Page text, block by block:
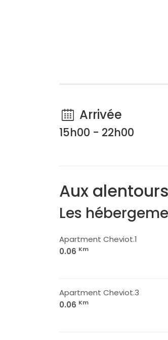
Arrivée
15h00 - 22h00
Aux alentours
Les
Apartment Cheviot.1
0.06 Km
Apartment Cheviot.3
0.06 Km